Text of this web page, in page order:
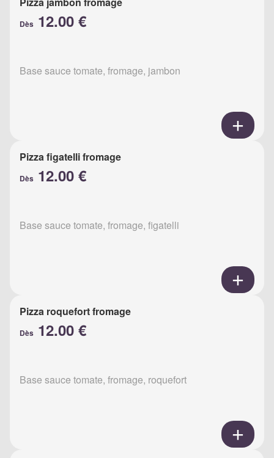
Dès 12.00 €
Base sauce tomate, fromage, jambon
Pizza figatelli fromage
Dès 12.00 €
Base sauce tomate, fromage, figatelli
Pizza roquefort fromage
Dès 12.00 €
Base sauce tomate, fromage, roquefort